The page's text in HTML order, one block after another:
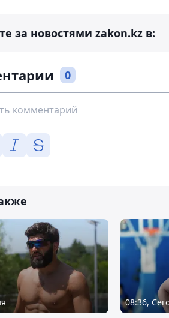
за новостями zakon.kz в:
0
08:36,